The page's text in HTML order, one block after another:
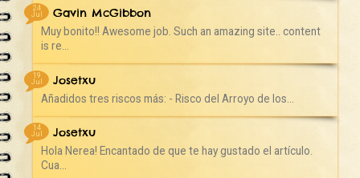
24
Jul
Gavin McGibbon
Muy bonito!! Awesome job. Such an amazing site.. content
is re...
19
Jul
Josetxu
Añadidos tres riscos más: - Risco del Arroyo de los...
14
Jul
Josetxu
Hola Nerea! Encantado de que te hay gustado el artículo.
Cua...